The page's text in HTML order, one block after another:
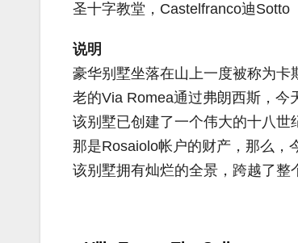
圣十字教堂，Castelfranco迪Sotto
说明
豪华别墅坐落在山上一度被称为
老的Via Romea通过弗朗西斯，今
该别墅已创建了一个伟大的十八世
那是Rosaiolo帐户的财产，那么，
该别墅拥有灿烂的全景，跨越了整